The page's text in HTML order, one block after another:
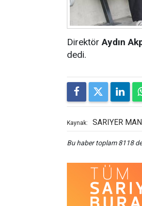
DirektörAydın
dedi.
Kaynak: SARIYER
Bu haber toplam 8118